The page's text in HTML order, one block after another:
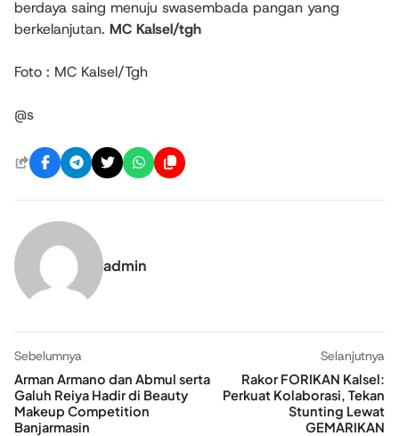
berdaya saing menuju swasembada pangan yang
berkelanjutan. MC Kalsel/tgh
Foto : MC Kalsel/Tgh
@s
admin
Sebelumnya
Arman Armano dan Abmul serta
Galuh Reiya Hadir di Beauty
Makeup Competition
Banjarmasin
Selanjutnya
Rakor FORIKAN Kalsel:
Perkuat Kolaborasi, Tekan
Stunting Lewat
GEMARIKAN